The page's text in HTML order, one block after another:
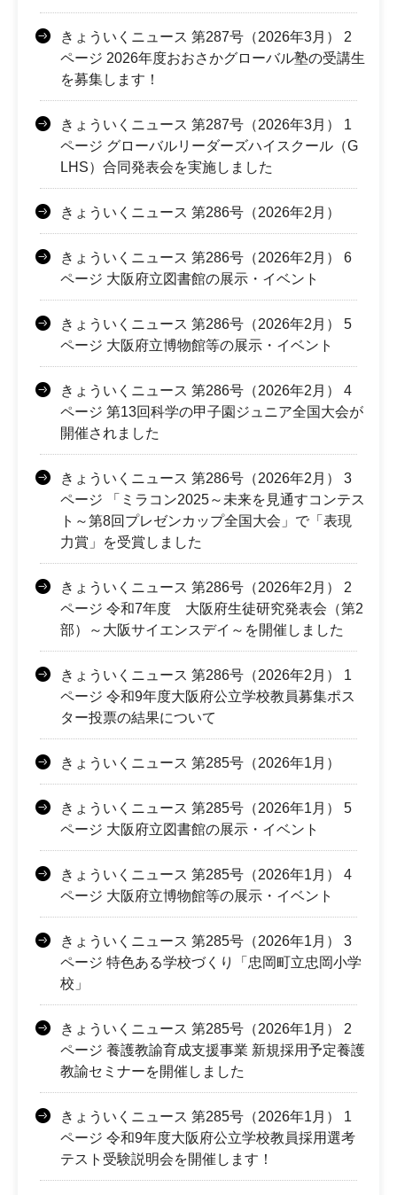
きょういくニュース 第287号（2026年3月） 2
ページ 2026年度おおさかグローバル塾の受講生
を募集します！
きょういくニュース 第287号（2026年3月） 1
ページ グローバルリーダーズハイスクール（G
LHS）合同発表会を実施しました
きょういくニュース 第286号（2026年2月）
きょういくニュース 第286号（2026年2月） 6
ページ 大阪府立図書館の展示・イベント
きょういくニュース 第286号（2026年2月） 5
ページ 大阪府立博物館等の展示・イベント
きょういくニュース 第286号（2026年2月） 4
ページ 第13回科学の甲子園ジュニア全国大会が
開催されました
きょういくニュース 第286号（2026年2月） 3
ページ 「ミラコン2025～未来を見通すコンテス
ト～第8回プレゼンカップ全国大会」で「表現
力賞」を受賞しました
きょういくニュース 第286号（2026年2月） 2
ページ 令和7年度 大阪府生徒研究発表会（第2
部）～大阪サイエンスデイ～を開催しました
きょういくニュース 第286号（2026年2月） 1
ページ 令和9年度大阪府公立学校教員募集ポス
ター投票の結果について
きょういくニュース 第285号（2026年1月）
きょういくニュース 第285号（2026年1月） 5
ページ 大阪府立図書館の展示・イベント
きょういくニュース 第285号（2026年1月） 4
ページ 大阪府立博物館等の展示・イベント
きょういくニュース 第285号（2026年1月） 3
ページ 特色ある学校づくり「忠岡町立忠岡小学
校」
きょういくニュース 第285号（2026年1月） 2
ページ 養護教諭育成支援事業 新規採用予定養護
教諭セミナーを開催しました
きょういくニュース 第285号（2026年1月） 1
ページ 令和9年度大阪府公立学校教員採用選考
テスト受験説明会を開催します！